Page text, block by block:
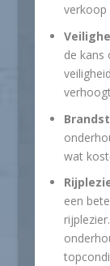
verkoop
de kans
wat
een